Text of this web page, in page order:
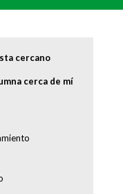
cercano
cerca de mí